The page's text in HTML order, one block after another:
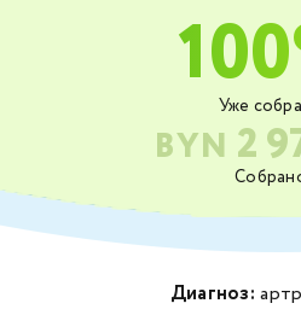
BYN 2
Уже
Диагноз: